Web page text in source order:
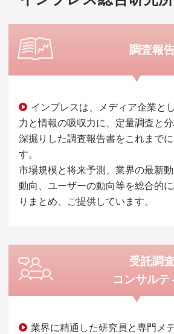
調査報
インプレスは、メディア企業と
力と情報の吸収力に、定量調査と
深掘りした調査報告書をこれまで
す。
市場規模と将来予測、業界の最新
動向、ユーザーの動向等を総合的
りまとめ、ご提供しています。
受託調
コンサルテ
業界に精通した研究員と専門メ